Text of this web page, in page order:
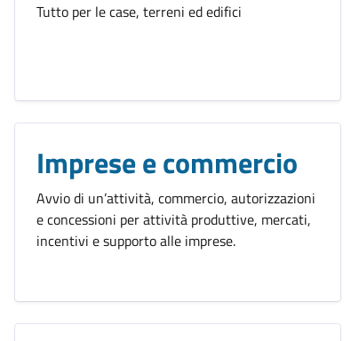
Tutto per le case, terreni ed edifici
Imprese e commercio
Avvio di un’attività, commercio, autorizzazioni
e concessioni per attività produttive, mercati,
incentivi e supporto alle imprese.